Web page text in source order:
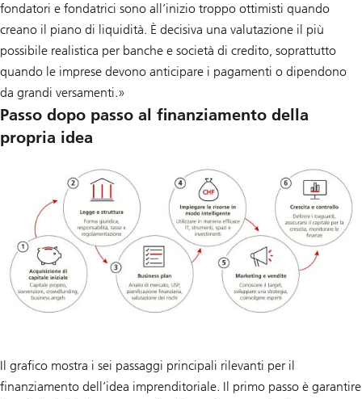
fondatori e fondatrici sono all’inizio troppo ottimisti quando
creano il piano di liquidità. È decisiva una valutazione il più
possibile realistica per banche e società di credito, soprattutto
quando le imprese devono anticipare i pagamenti o dipendono
da grandi versamenti.»
Passo dopo passo al finanziamento della
propria idea
Il grafico mostra i sei passaggi principali rilevanti per il
finanziamento dell’idea imprenditoriale. Il primo passo è garantire